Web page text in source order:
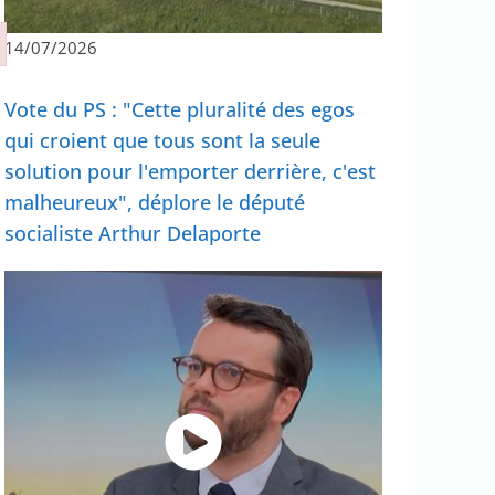
14/07/2026
Vote du PS : "Cette pluralité des egos
qui croient que tous sont la seule
solution pour l'emporter derrière, c'est
malheureux", déplore le député
socialiste Arthur Delaporte